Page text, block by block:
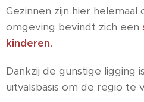
Gezinnen zijn hier helemaal
omgeving bevindt zich een
kinderen.
Dankzij de gunstige ligging
uitvalsbasis om de regio te